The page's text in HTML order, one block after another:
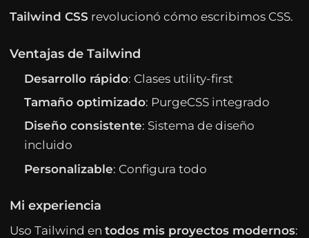
Tailwind CSS revolucionó cómo escribimos CSS.
Ventajas de Tailwind
Desarrollo rápido: Clases utility-first
Tamaño optimizado: PurgeCSS integrado
Diseño consistente: Sistema de diseño
incluido
Personalizable: Configura todo
Mi experiencia
Uso Tailwind en todos mis proyectos modernos: